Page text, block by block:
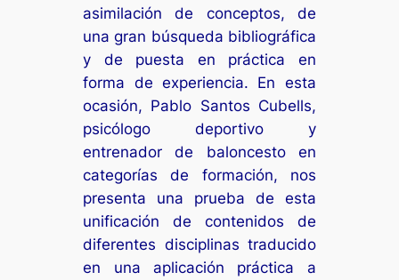
asimilación de conceptos, de
una gran búsqueda bibliográfica
y de puesta en práctica en
forma de experiencia. En esta
ocasión, Pablo Santos Cubells,
psicólogo deportivo y
entrenador de baloncesto en
categorías de formación, nos
presenta una prueba de esta
unificación de contenidos de
diferentes disciplinas traducido
en una aplicación práctica a